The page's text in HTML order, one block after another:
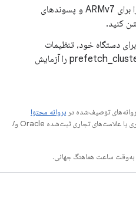
در هسته، NEON SHA-2 را برای ARMv7 و پسوندهای
دستگاه خود، تنظیمات
مختلف Read-Ahead و prefetch_cluster را آزمایش
توصیف‌شده در پروانه محتوا
هستند. جاوا و OpenJDK علامت‌های تجاری یا علامت‌های تجاری ثبت‌شده Oracle و/